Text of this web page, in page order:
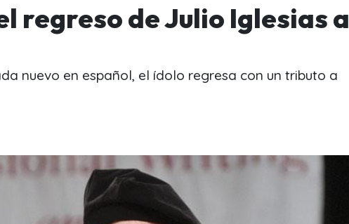
regreso de Julio Iglesias a
nuevo en español, el ídolo regresa con un tributo a